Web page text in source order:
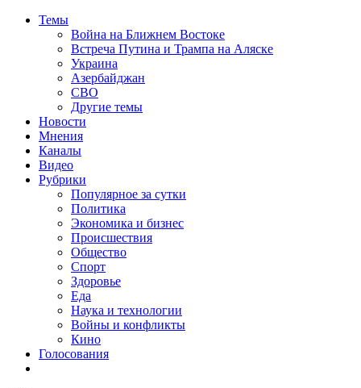
Темы
Война на Ближнем Востоке
Встреча Путина и Трампа на Аляске
Украина
Азербайджан
СВО
Другие темы
Новости
Мнения
Каналы
Видео
Рубрики
Популярное за сутки
Политика
Экономика и бизнес
Происшествия
Общество
Спорт
Здоровье
Еда
Наука и технологии
Войны и конфликты
Кино
Голосования